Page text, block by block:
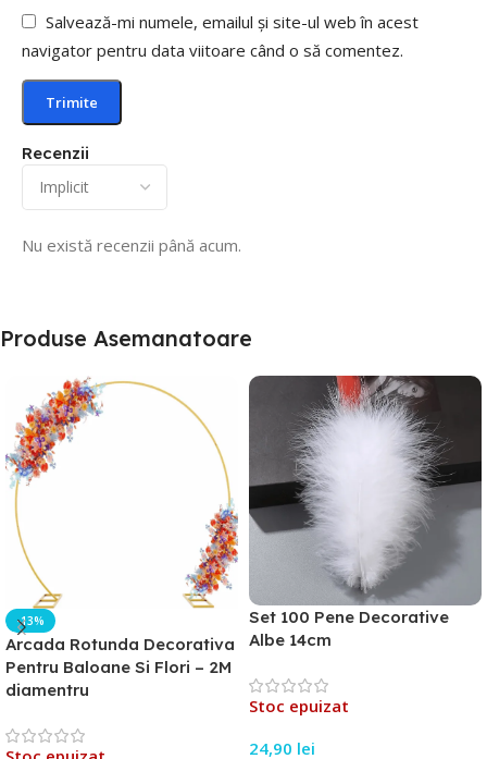
Recenzii
Nu există recenzii până acum.
Salvează-mi numele, emailul și site-ul web în acest
navigator pentru data viitoare când o să comentez.
Produse Asemanatoare
-13%
Arcada Rotunda Decorativa
Pentru Baloane Si Flori – 2M
diamentru
Set 100 Pene Decorative
Albe 14cm
Stoc epuizat
24,90 lei